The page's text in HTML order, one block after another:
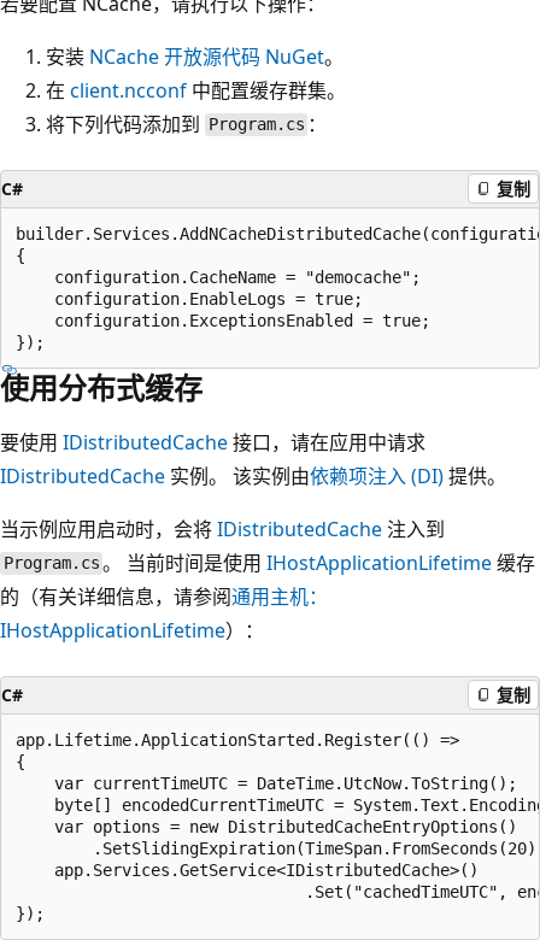
安装 NCache 开放源代码 NuGet。
在 client.ncconf 中配置缓存群集。
将下列代码添加到
Program.cs ：
C# 复制
{
    configuration.CacheName = "democache";
    configuration.EnableLogs = true;
    configuration.ExceptionsEnabled = true;
使用分布式缓存
要使用 IDistributedCache接口，请在应用中请求
IDistributedCache 实例。 该实例由依赖项注入 (DI)提供。
当示例应用启动时，会将IDistributedCache注入到
Program.cs 。 当前时间是使用IHostApplicationLifetime缓存
的（有关详细信息，请参阅通用主机：
IHostApplicationLifetime）：
C# 复制
app.Lifetime.ApplicationStarted.Register(() =>
{
    var currentTimeUTC = DateTime.UtcNow.ToString();
byte[] encodedCurrentTimeUTC =
    var options = new DistributedCacheEntryOptions()
    app.Services.GetService<IDistributedCache>()
.Set("cachedTimeUTC",